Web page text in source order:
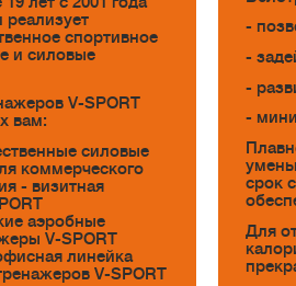
реализует
спортивное
и силовые
V-SPORT
вам:
силовые
коммерческого
- визитная
аэробные
V-SPORT
линейка
V-SPORT
-
-
-
-
срок
Для